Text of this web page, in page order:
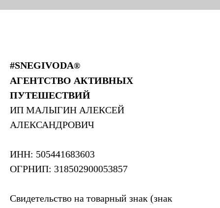
#SNEGIVODA®
АГЕНТСТВО АКТИВНЫХ
ПУТЕШЕСТВИЙ
ИП МАЛЫГИН АЛЕКСЕЙ
АЛЕКСАНДРОВИЧ
ИНН: 505441683603
ОГРНИП: 318502900053857
Свидетельство на товарный знак (знак